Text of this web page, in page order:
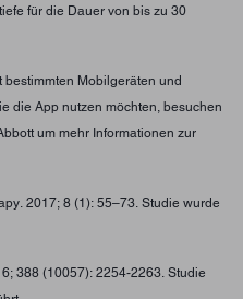
für die Dauer von bis zu 30
bestimmten Mobilgeräten und
die App nutzen möchten, besuchen
um mehr Informationen zur
2017; 8 (1): 55–73. Studie wurde
388 (10057): 2254-2263. Studie